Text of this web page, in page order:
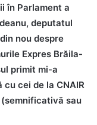
în Parlament a
deputatul
nou despre
Expres Brăila-
primit mi-a
cei de la CNAIR
sau